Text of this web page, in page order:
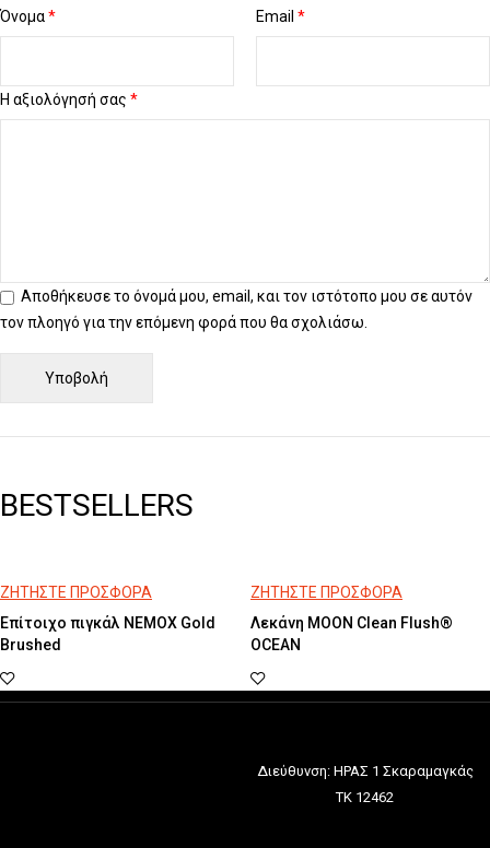
Η αξιολόγησή σας *
Όνομα* Email *
Αποθήκευσε το όνομά μου, email, και τον ιστότοπο μου σε αυτόν
τον πλοηγό για την επόμενη φορά που θα σχολιάσω.
BESTSELLERS
ΖΗΤΗΣΤΕ ΠΡΟΣΦΟΡΑ
Επίτοιχο πιγκάλ NEMOX Gold
Brushed
ΖΗΤΗΣΤΕ ΠΡΟΣΦΟΡΑ
Λεκάνη MOON Clean Flush®
OCEAN
Διεύθυνση: ΗΡΑΣ 1 Σκαραμαγκάς
ΤΚ 12462